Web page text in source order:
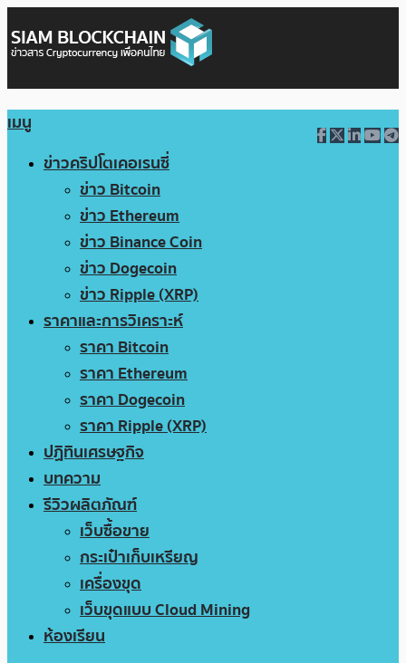
เมนู
ข่าวคริปโตเคอเรนซี่
ข่าว Bitcoin
ข่าว Ethereum
ข่าว Binance Coin
ข่าว Dogecoin
ข่าว Ripple (XRP)
ราคาและการวิเคราะห์
ราคา Bitcoin
ราคา Ethereum
ราคา Dogecoin
ราคา Ripple (XRP)
ปฏิทินเศรษฐกิจ
บทความ
รีวิวผลิตภัณฑ์
เว็บซื้อขาย
กระเป๋าเก็บเหรียญ
เครื่องขุด
เว็บขุดแบบ Cloud Mining
ห้องเรียน